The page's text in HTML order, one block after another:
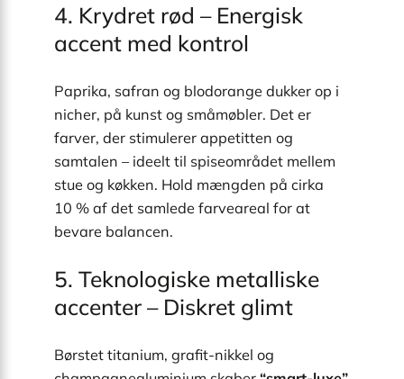
4. Krydret rød – Energisk
accent med kontrol
Paprika, safran og blodorange dukker op i
nicher, på kunst og småmøbler. Det er
farver, der stimulerer appetitten og
samtalen – ideelt til spiseområdet mellem
stue og køkken. Hold mængden på cirka
10 % af det samlede farveareal for at
bevare balancen.
5. Teknologiske metalliske
accenter – Diskret glimt
Børstet titanium, grafit-nikkel og